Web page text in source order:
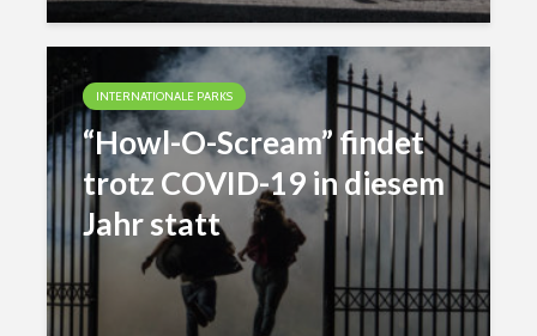
INTERNATIONALE PARKS
“Howl-O-Scream” findet
trotz COVID-19 in diesem
Jahr statt